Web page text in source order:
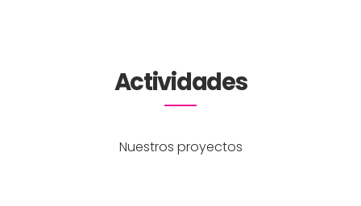
Actividades
Nuestros proyectos